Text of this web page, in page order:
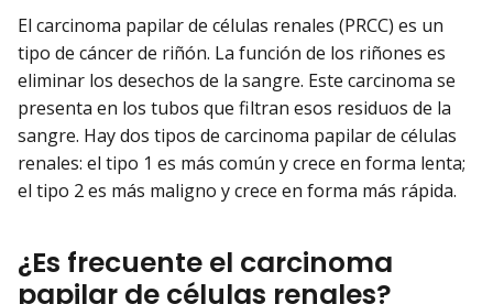
El carcinoma papilar de células renales (PRCC) es un
tipo de cáncer de riñón. La función de los riñones es
eliminar los desechos de la sangre. Este carcinoma se
presenta en los tubos que filtran esos residuos de la
sangre. Hay dos tipos de carcinoma papilar de células
renales: el tipo 1 es más común y crece en forma lenta;
el tipo 2 es más maligno y crece en forma más rápida.
¿Es frecuente el carcinoma
papilar de células renales?